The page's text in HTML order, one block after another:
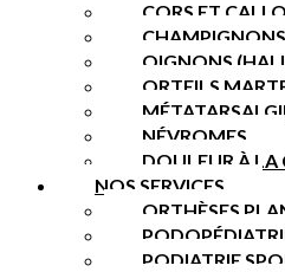
CORS ET
OIGNONS
ORTEILS
NÉVROMES
DOULEUR À LA
NOS SERVICES
ORTHÈSES
PODIATRIE